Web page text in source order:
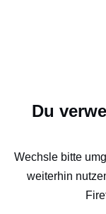
Du
Wechsle bitte
weiterhin